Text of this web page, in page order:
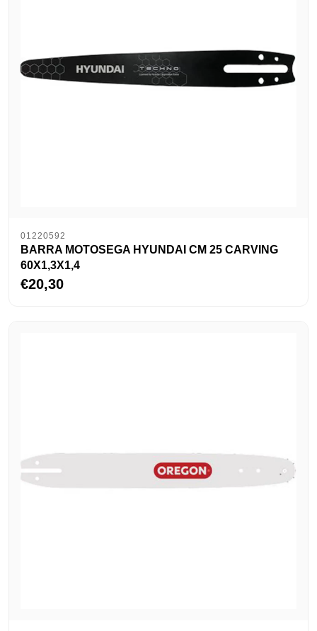
01220592
BARRA MOTOSEGA HYUNDAI CM 25 CARVING
60X1,3X1,4
€20,30